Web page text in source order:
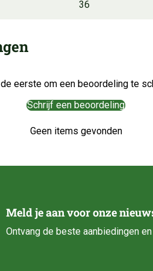
36
eerste om een beoordeling te
Schrijf een beoordeling
Geen items gevonden
Meld je aan voor onze
Ontvang de beste aanbiedingen